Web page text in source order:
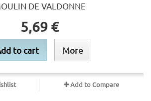
DE VALDONNE
5,69 €
to cart More
Add to Compare